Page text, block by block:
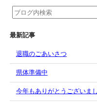
最新記事
退職のごあいさつ
県体準備中
今年もありがとうございま